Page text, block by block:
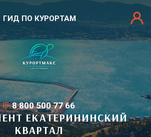
ГИД ПО КУРОРТАМ
8 800 500 77 66
ЕКАТЕРИНИНСКИЙ
КВАРТАЛ